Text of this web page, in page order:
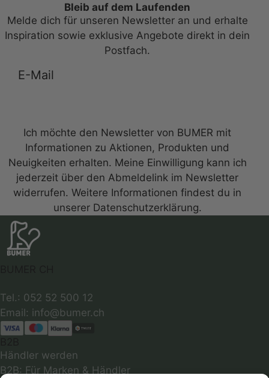
Bleib auf dem Laufenden
Melde dich für unseren Newsletter an und erhalte
Inspiration sowie exklusive Angebote direkt in dein
Postfach.
Ich möchte den Newsletter von BUMER mit
Informationen zu Aktionen, Produkten und
Neuigkeiten erhalten. Meine Einwilligung kann ich
jederzeit über den Abmeldelink im Newsletter
widerrufen. Weitere Informationen findest du in
unserer Datenschutzerklärung.
Tel.: 052 52 500 12
Händler werden
B2B: Für Marken & Händler